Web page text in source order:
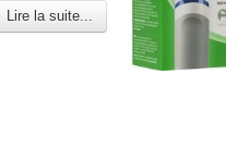
Lire la suite...